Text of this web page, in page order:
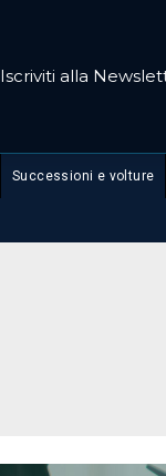
Iscriviti alla
Successioni e volture